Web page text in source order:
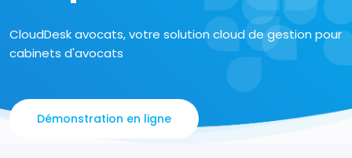
CloudDesk avocats, votre solution cloud de gestion pour
cabinets d'avocats
Démonstration en ligne